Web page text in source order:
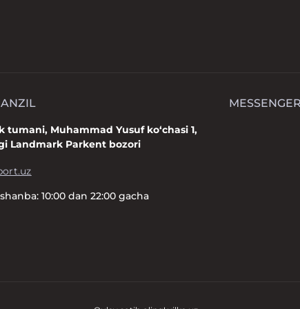
tumani, Muhammad Yusuf ko‘chasi 1,
Landmark Parkent bozori
10:00 dan 22:00 gacha